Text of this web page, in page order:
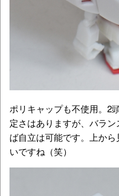
ポリキャップも不使用。2
定さはありますが、バラ
ば自立は可能です。上か
いですね（笑）